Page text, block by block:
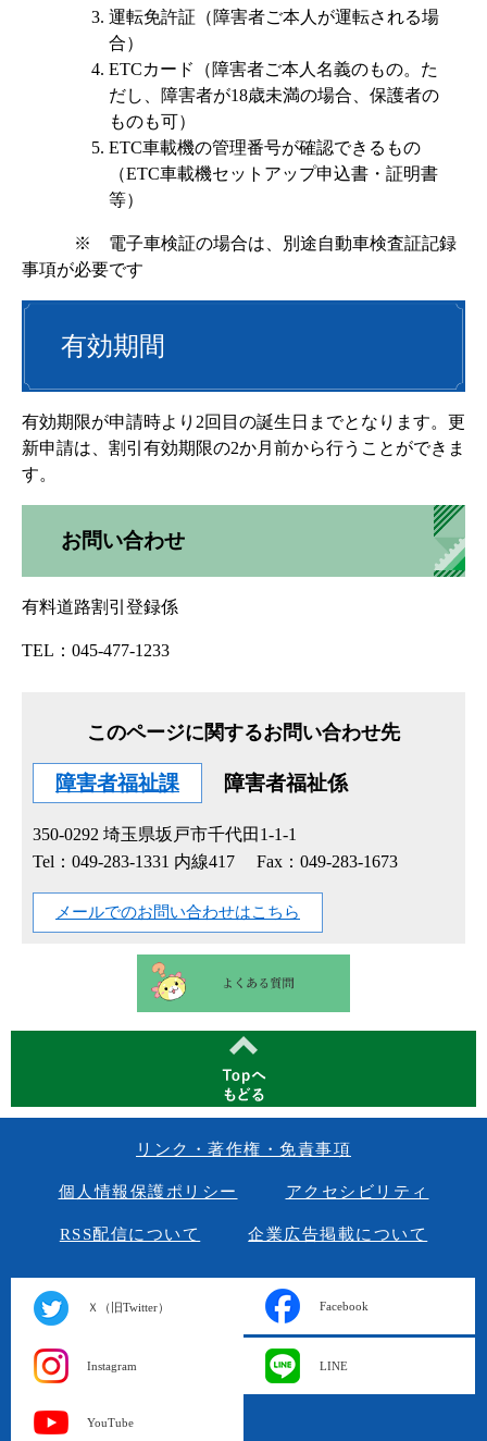
運転免許証（障害者ご本人が運転される場
合）
ETCカード（障害者ご本人名義のもの。た
だし、障害者が18歳未満の場合、保護者の
ものも可）
ETC車載機の管理番号が確認できるもの
（ETC車載機セットアップ申込書・証明書
等）
※ 電子車検証の場合は、別途自動車検査証記録
事項が必要です
有効期間
有効期限が申請時より2回目の誕生日までとなります。更
新申請は、割引有効期限の2か月前から行うことができま
す。
お問い合わせ
有料道路割引登録係
TEL：045-477-1233
このページに関するお問い合わせ先
障害者福祉課 障害者福祉係
350-0292 埼玉県坂戸市千代田1-1-1
Tel：049-283-1331 内線417
Fax：049-283-1673
メールでのお問い合わせはこちら
リンク・著作権・免責事項
個人情報保護ポリシー アクセシビリティ
RSS配信について 企業広告掲載について
Ｘ（旧Twitter） Facebook
Instagram LINE
YouTube